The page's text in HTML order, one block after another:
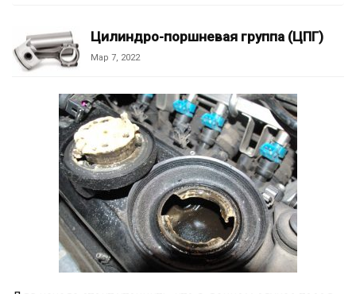
Цилиндро-поршневая группа (ЦПГ)
Мар 7, 2022